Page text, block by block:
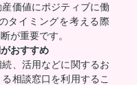
価値にポジティブに働
タイミングを考える際
が重要です。
おすすめ
、活用などに関するお
相談窓口を利用するこ